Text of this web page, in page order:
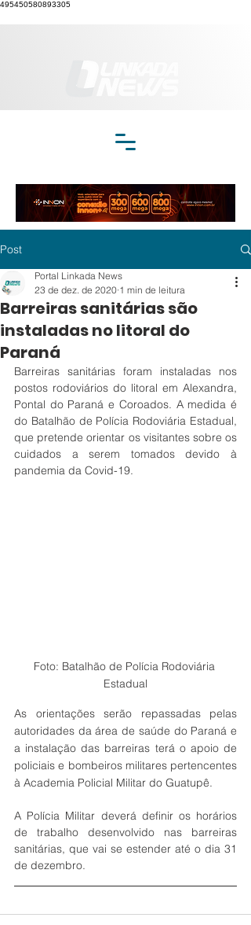
495450580893305
Post
Barreiras sanitárias são
instaladas no litoral do
Paraná
Portal Linkada News
23 de dez. de 2020 1 min de leitura
Barreiras sanitárias foram instaladas nos
postos rodoviários do litoral em Alexandra,
Pontal do Paraná e Coroados. A medida é
do Batalhão de Polícia Rodoviária Estadual,
que pretende orientar os visitantes sobre os
cuidados a serem tomados devido à
pandemia da Covid-19.
Foto: Batalhão de Polícia Rodoviária
Estadual
As orientações serão repassadas pelas
autoridades da área de saúde do Paraná e
a instalação das barreiras terá o apoio de
policiais e bombeiros militares pertencentes
à Academia Policial Militar do Guatupê.
A Polícia Militar deverá definir os horários
de trabalho desenvolvido nas barreiras
sanitárias, que vai se estender até o dia 31
de dezembro.